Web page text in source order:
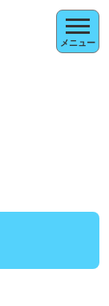
メニュー